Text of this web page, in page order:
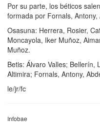
Por su parte, los béticos
formada por Fornals,
Osasuna: Herrera, Rosier,
Moncayola, Iker Muñoz,
Muñoz.
Betis: Álvaro Valles; Bellerín,
Altimira; Fornals, Antony,
le/jr/fc
Infobae